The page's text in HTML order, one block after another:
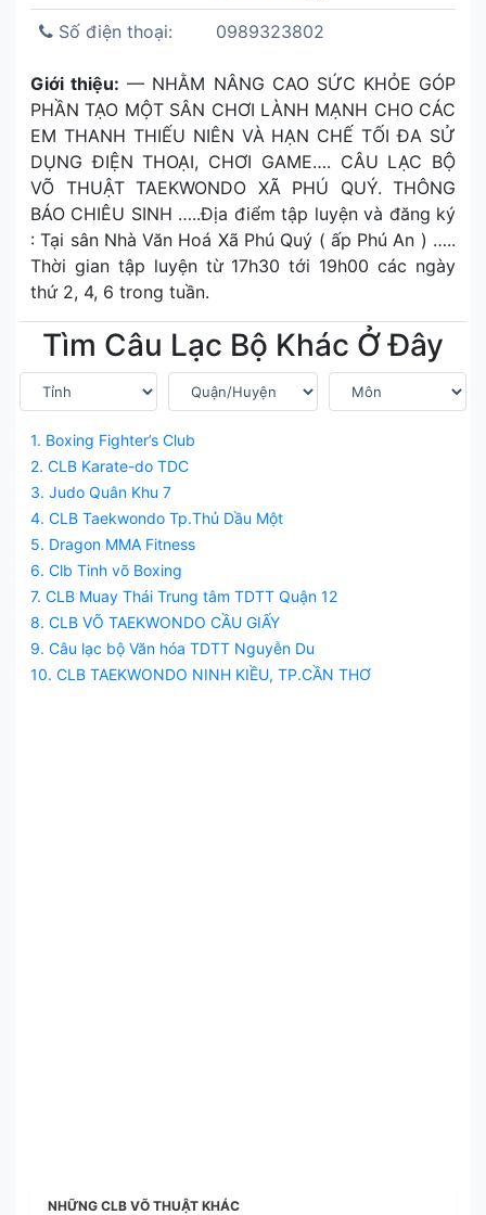
Số điện thoại: 0989323802
Giới thiệu: — NHẰM NÂNG CAO SỨC KHỎE GÓP
PHẦN TẠO MỘT SÂN CHƠI LÀNH MẠNH CHO CÁC
EM THANH THIẾU NIÊN VÀ HẠN CHẾ TỐI ĐA SỬ
DỤNG ĐIỆN THOẠI, CHƠI GAME…. CÂU LẠC BỘ
VÕ THUẬT TAEKWONDO XÃ PHÚ QUÝ. THÔNG
BÁO CHIÊU SINH …..Địa điểm tập luyện và đăng ký
: Tại sân Nhà Văn Hoá Xã Phú Quý ( ấp Phú An ) …..
Thời gian tập luyện từ 17h30 tới 19h00 các ngày
thứ 2, 4, 6 trong tuần.
Tìm Câu Lạc Bộ Khác Ở Đây
1. Boxing Fighter’s Club
2. CLB Karate-do TDC
3. Judo Quân Khu 7
4. CLB Taekwondo Tp.Thủ Dầu Một
5. Dragon MMA Fitness
6. Clb Tinh võ Boxing
7. CLB Muay Thái Trung tâm TDTT Quận 12
8. CLB VÕ TAEKWONDO CẦU GIẤY
9. Câu lạc bộ Văn hóa TDTT Nguyễn Du
10. CLB TAEKWONDO NINH KIỀU, TP.CẦN THƠ
NHỮNG CLB VÕ THUẬT KHÁC